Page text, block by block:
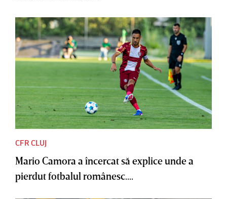
CFR CLUJ
Mario Camora a încercat să explice unde a
pierdut fotbalul românesc....